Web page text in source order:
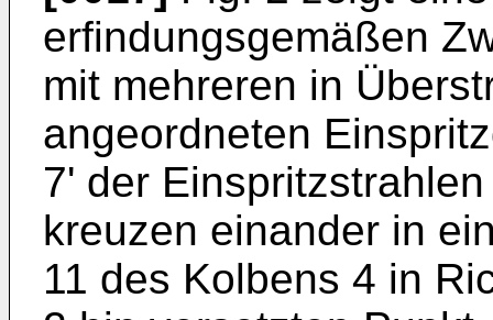
erfindungsgemäßen
mit mehreren in
angeordneten
7' der
kreuzen einander in
11 des Kolbens 4 in